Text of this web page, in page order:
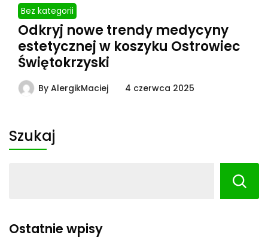
Bez kategorii
Odkryj nowe trendy medycyny
estetycznej w koszyku Ostrowiec
Świętokrzyski
By AlergikMaciej 4 czerwca 2025
Szukaj
Ostatnie wpisy